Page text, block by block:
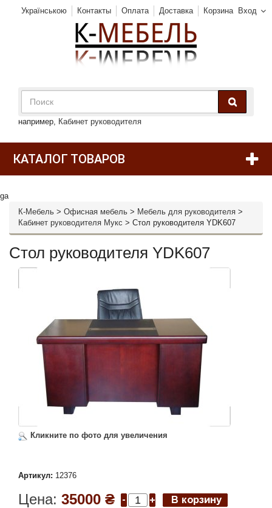
Вход
Українською Контакты Оплата Доставка Корзина
например, Кабинет руководителя
КАТАЛОГ ТОВАРОВ
ga
К-Мебель > Офисная мебель > Мебель для руководителя >
Кабинет руководителя Мукс > Стол руководителя YDK607
Стол руководителя YDK607
Кликните по фото для увеличения
Артикул: 12376
Цена: 35000 ₴